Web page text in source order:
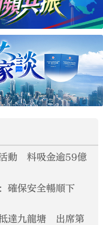
活動 料吸金逾59億
確保安全暢順下
達九龍塘 出席第